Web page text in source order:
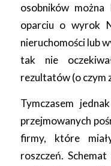
osobników można
oparciu o wyrok
nieruchomości lub
tak nie
rezultatów (o czym
Tymczasem
przejmowanych
firmy, które
roszczeń.